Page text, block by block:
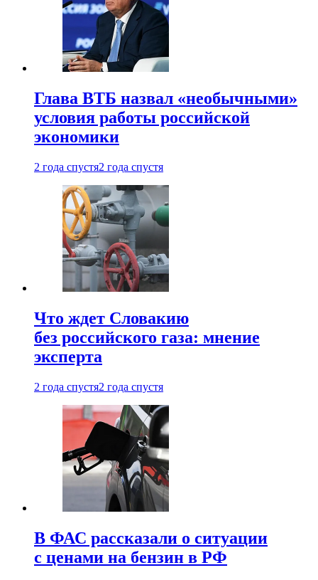
Глава ВТБ назвал «необычными»
условия работы российской
экономики
2 года спустя2 года спустя
Что ждет Словакию
без российского газа: мнение
эксперта
2 года спустя2 года спустя
В ФАС рассказали о ситуации
с ценами на бензин в РФ